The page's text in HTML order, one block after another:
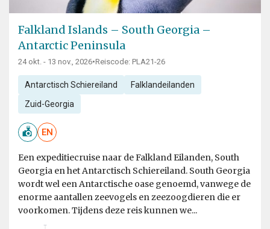
Falkland Islands – South Georgia –
Antarctic Peninsula
24 okt. - 13 nov., 2026•Reiscode: PLA21-26
Antarctisch Schiereiland Falklandeilanden
Zuid-Georgia
EN
Een expeditiecruise naar de Falkland Eilanden, South
Georgia en het Antarctisch Schiereiland. South Georgia
wordt wel een Antarctische oase genoemd, vanwege de
enorme aantallen zeevogels en zeezoogdieren die er
voorkomen. Tijdens deze reis kunnen we...